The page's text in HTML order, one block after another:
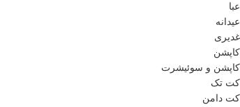
عبا
عیدانه
غدیری
کاپشن
کاپشن و سوئیشرت
کت تک
کت دامن